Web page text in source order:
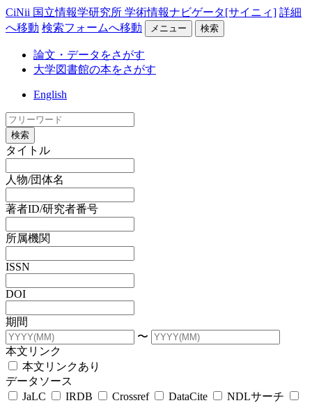
CiNii 国立情報学研究所 学術情報ナビゲータ[サイニィ] 詳細
へ移動 検索フォームへ移動 メニュー 検索
論文・データをさがす
大学図書館の本をさがす
English
検索
タイトル
人物/団体名
著者ID/研究者番号
所属機関
ISSN
DOI
期間
〜
本文リンク
本文リンクあり
データソース
JaLC
IRDB Crossref DataCite
NDLサーチ